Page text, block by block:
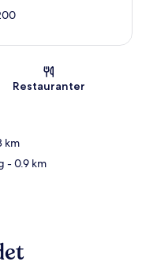
Restauranter
km
- 0.9 km